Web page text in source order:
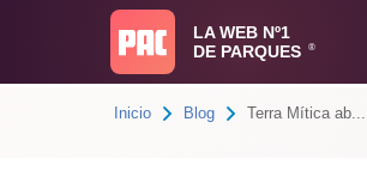
LA WEB Nº1
DE PARQUES
®
Inicio Blog Terra Mítica ab...